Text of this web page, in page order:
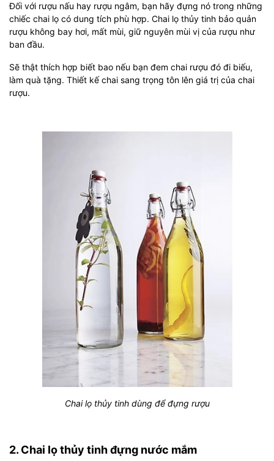
Đối với rượu nấu hay rượu ngâm, bạn hãy đựng nó trong những
chiếc chai lọ có dung tích phù hợp. Chai lọ thủy tinh bảo quản
rượu không bay hơi, mất mùi, giữ nguyên mùi vị của rượu như
ban đầu.
Sẽ thật thích hợp biết bao nếu bạn đem chai rượu đó đi biếu,
làm quà tặng. Thiết kế chai sang trọng tôn lên giá trị của chai
rượu.
Chai lọ thủy tinh dùng để đựng rượu
2. Chai lọ thủy tinh đựng nước mắm